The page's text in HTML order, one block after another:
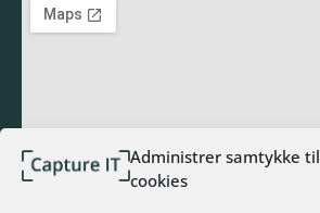
Administrer samtykke til
cookies
Tilmeld nyhedsbrev